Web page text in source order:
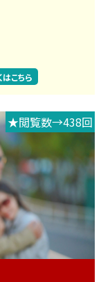
はこちら
★閲覧数→438回